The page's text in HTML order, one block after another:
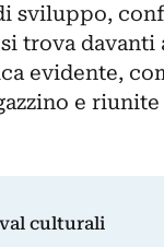
sviluppo,
trova davanti
evidente,
e riunite
culturali